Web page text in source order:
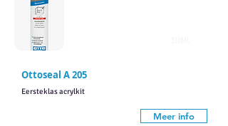
Ottoseal A 205
Eersteklas acrylkit
Meer info